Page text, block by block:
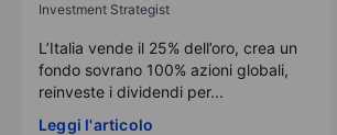
Investment Strategist
L’Italia vende il 25% dell’oro, crea un
fondo sovrano 100% azioni globali,
reinveste i dividendi per...
Leggi l'articolo